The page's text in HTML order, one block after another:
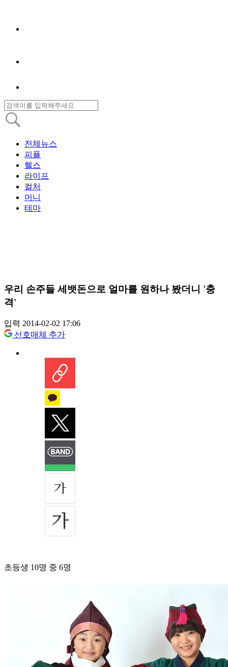
전체뉴스
피플
헬스
라이프
컬처
머니
테마
우리 손주들 세뱃돈으로 얼마를 원하나 봤더니 '충
격'
입력 2014-02-02 17:06
선호매체 추가
초등생 10명 중 6명